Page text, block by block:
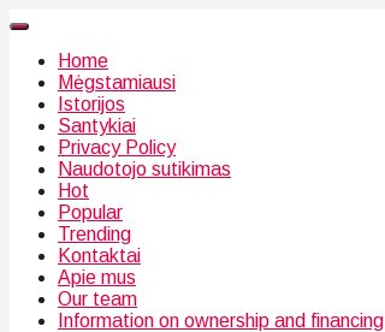
Home
Mėgstamiausi
Istorijos
Santykiai
Privacy Policy
Naudotojo sutikimas
Hot
Popular
Trending
Kontaktai
Apie mus
Our team
Information on ownership and financing